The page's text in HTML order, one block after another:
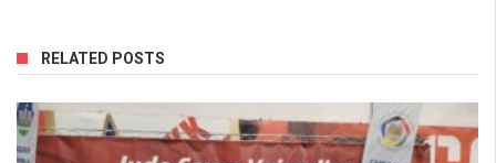
RELATED POSTS